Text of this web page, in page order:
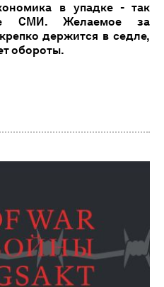
в упадке - так
СМИ. Желаемое за
держится в седле,
обороты.